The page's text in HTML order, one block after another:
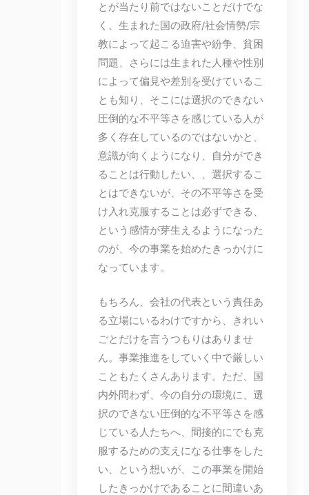
とが当たり前ではないことだけでな
く、生まれた国の政府/社会情勢/宗
教によって起こる迫害や紛争、貧困
問題、さらには生まれた人種や性別
によって偏見や差別を受けているこ
とも知り、そこには選択のできない
圧倒的な不平等さを感じている人が
多く存在しているのではないかと、
意識が向くようになり、自分ができ
ることは行動したい、、選択するこ
とはできないが、その不平等さを受
け入れ克服することは必ずできる、
という感情が芽生えるようになった
のが、今の事業を始めたきっかけに
なっています。
もちろん、会社の代表という責任あ
る立場にいるわけですから、きれい
ごとだけを言うつもりはありませ
ん。事業推進をしていく中で厳しい
こともたくさんあります。ただ、国
内外問わず、今の自分の環境に、選
択のできない圧倒的な不平等さを感
じている人たちへ、間接的にでも克
服するための支えになる仕事をした
い、という想いが、この事業を開始
したきっかけであることに間違いあ